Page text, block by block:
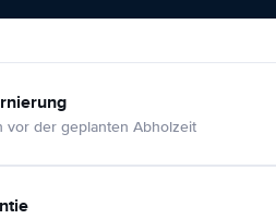
vor der geplanten Abholzeit